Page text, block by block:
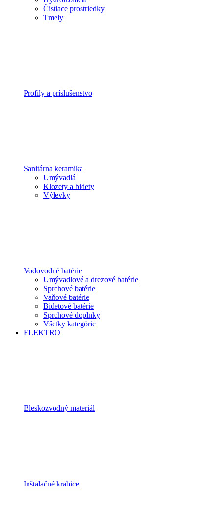
Čistiace prostriedky
Tmely
Profily a príslušenstvo
Sanitárna keramika
Umývadlá
Klozety a bidety
Výlevky
Vodovodné batérie
Umývadlové a drezové batérie
Sprchové batérie
Vaňové batérie
Bidetové batérie
Sprchové doplnky
Všetky kategórie
ELEKTRO
Bleskozvodný materiál
Inštalačné krabice